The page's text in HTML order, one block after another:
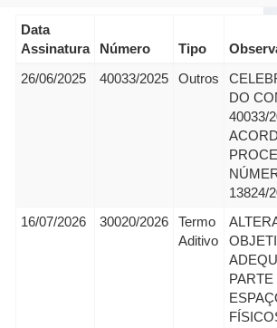
Data
Assinatura
Número Tipo
26/06/2025
40033/2025 Outros
DO
40033/
13824/
16/07/2026
30020/2026
Termo
Aditivo